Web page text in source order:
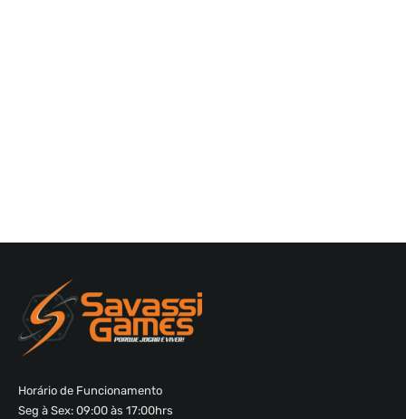
Horário de Funcionamento
Seg à Sex: 09:00 às 17:00hrs